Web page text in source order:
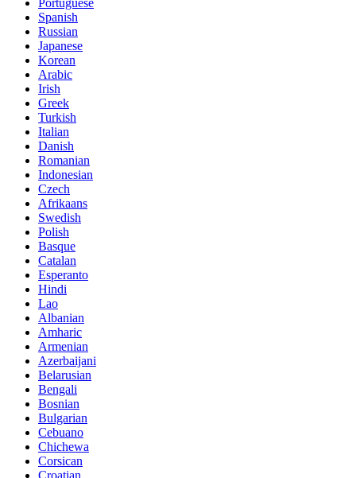
Spanish
Russian
Japanese
Korean
Arabic
Irish
Greek
Turkish
Italian
Danish
Romanian
Indonesian
Czech
Afrikaans
Swedish
Polish
Basque
Catalan
Esperanto
Hindi
Lao
Albanian
Amharic
Armenian
Azerbaijani
Belarusian
Bengali
Bosnian
Bulgarian
Cebuano
Chichewa
Corsican
Croatian